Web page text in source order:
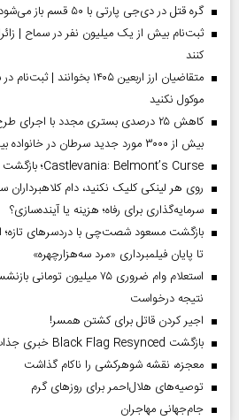
گره قتل در دی‌جی پارتی با ۵۰ قسم باز می‌شود
ثبت‌نام بیش از یک میلیون نفر در سماح |
کنند
متقاضیان ارز اربعین ۱۴۰۵
موکول نکنید
کاهش ۲۵ درصدی بستری مجدد با اجرای
بیش از ۳۰۰۰ مورد جدید سرطان در خانواده بیماران
Castlevania: Belmont’s Curse؛ بازگشت باشکوه شکارچیان خون‌آشام
روی هر لینکی کلیک نکنید، دام
سرمایه‌گذاری برای رفاه؛ هزینه یا آینده‌سازی؟
بازگشت مسعود شصت‌چی با دردسر‌های تازه؛
تا پایان فیلمبرداری «مرد سه‌هزارچهره»
استعلام وام ضروری ۷۵
نتیجه درخواست
اجیر کردن قاتل برای کشتن همسر!
بازگشت Black Flag Resynced خبری جذاب برای دوستداران بازی
معجزه، نقشه شوهرکشی را ناکام گذاشت
توصیه‌های هلال‌احمر برای روز‌های گرم
جام‌جهانی مهاجران